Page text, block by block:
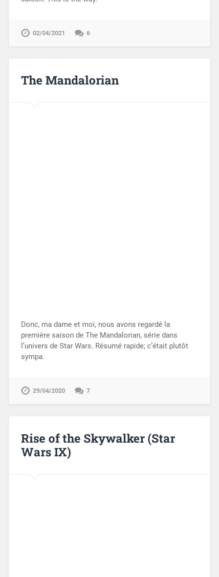
02/04/2021 6
The Mandalorian
Donc, ma dame et moi, nous avons regardé la
première saison de The Mandalorian, série dans
l’univers de Star Wars. Résumé rapide; c’était plutôt
sympa.
29/04/2020 7
Rise of the Skywalker (Star
Wars IX)